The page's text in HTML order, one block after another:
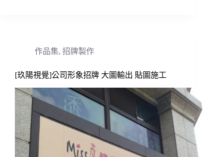
作品集, 招牌製作
[玖陽視覺]公司形象招牌 大圖輸出 貼圖施工